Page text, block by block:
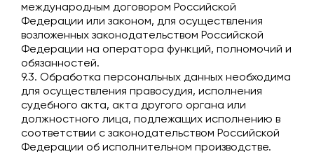
международным договором Российской
Федерации или законом, для осуществления
возложенных законодательством Российской
Федерации на оператора функций, полномочий и
обязанностей.
9.3. Обработка персональных данных необходима
для осуществления правосудия, исполнения
судебного акта, акта другого органа или
должностного лица, подлежащих исполнению в
соответствии с законодательством Российской
Федерации об исполнительном производстве.